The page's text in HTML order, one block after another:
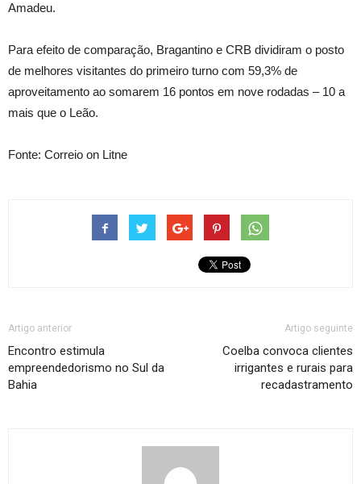
Amadeu.
Para efeito de comparação, Bragantino e CRB dividiram o posto
de melhores visitantes do primeiro turno com 59,3% de
aproveitamento ao somarem 16 pontos em nove rodadas – 10 a
mais que o Leão.
Fonte: Correio on Litne
Artigo anterior
Encontro estimula
empreendedorismo no Sul da
Bahia
Artigo seguinte
Coelba convoca clientes
irrigantes e rurais para
recadastramento